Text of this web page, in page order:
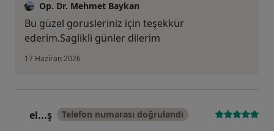
Op. Dr. Mehmet Baykan
Bu güzel gorusleriniz için teşekkür
ederim.Saglikli günler dilerim
17 Haziran 2026
el...ş Telefon numarası doğrulandı